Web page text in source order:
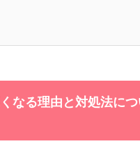
なる理由と対処法に